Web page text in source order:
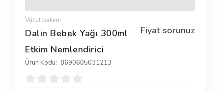
Vücut bakımı
Fiyat sorunuz
Dalin Bebek Yağı 300ml
Etkim Nemlendirici
Ürün Kodu: 8690605031213